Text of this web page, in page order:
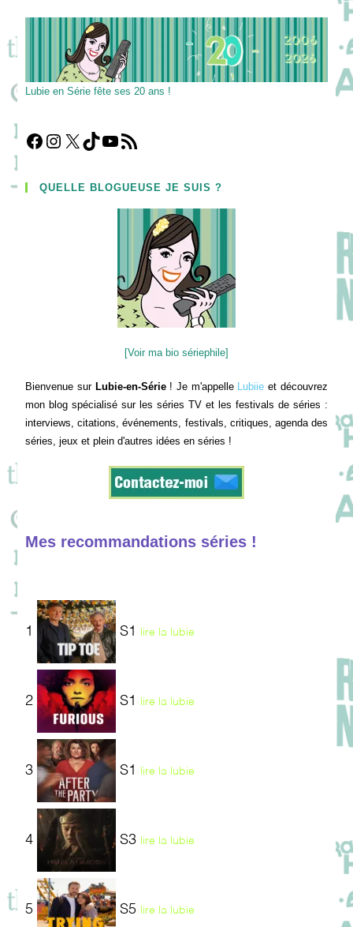
Lubie en Série fête ses 20 ans !
Facebook
Instagram
X TikTokYouTube
Flux RSS
QUELLE BLOGUEUSE JE SUIS ?
[Voir ma bio sériephile]
Bienvenue sur Lubie-en-Série! Je m'appelle Lubiie et découvrez
mon blog spécialisé sur les séries TV et les festivals de séries :
interviews, citations, événements, festivals, critiques, agenda des
séries, jeux et plein d'autres idées en séries !
Mes recommandations séries !
1 S1 lire la lubie
2 S1 lire la lubie
3 S1 lire la lubie
4 S3 lire la lubie
5 S5 lire la lubie